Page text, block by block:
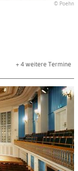
© Poehn
+ 4 weitere Termine